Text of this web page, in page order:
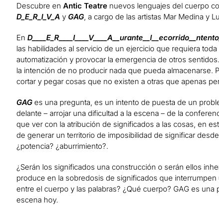
Descubre en Antic Teatrenuevos lenguajes del cuerpo
D_E_R_I_V_A yGAG, a cargo de las artistas Mar Medina y
En
las habilidades al servicio de un ejercicio que requiera
automatización y provocar la emergencia de otros
la intención de no producir nada que pueda almacenarse.
cortar y pegar cosas que no existen a otras que apenas
GAG es una pregunta, es un intento de puesta de un
delante – arrojar una dificultad a la escena – de la
que ver con la atribución de significados a las cosas, en
de generar un territorio de imposibilidad de significar
¿potencia? ¿aburrimiento?.
¿Serán los significados una construcción o serán ellos
produce en la sobredosis de significados que
entre el cuerpo y las palabras? ¿Qué cuerpo? GAG es
escena hoy.